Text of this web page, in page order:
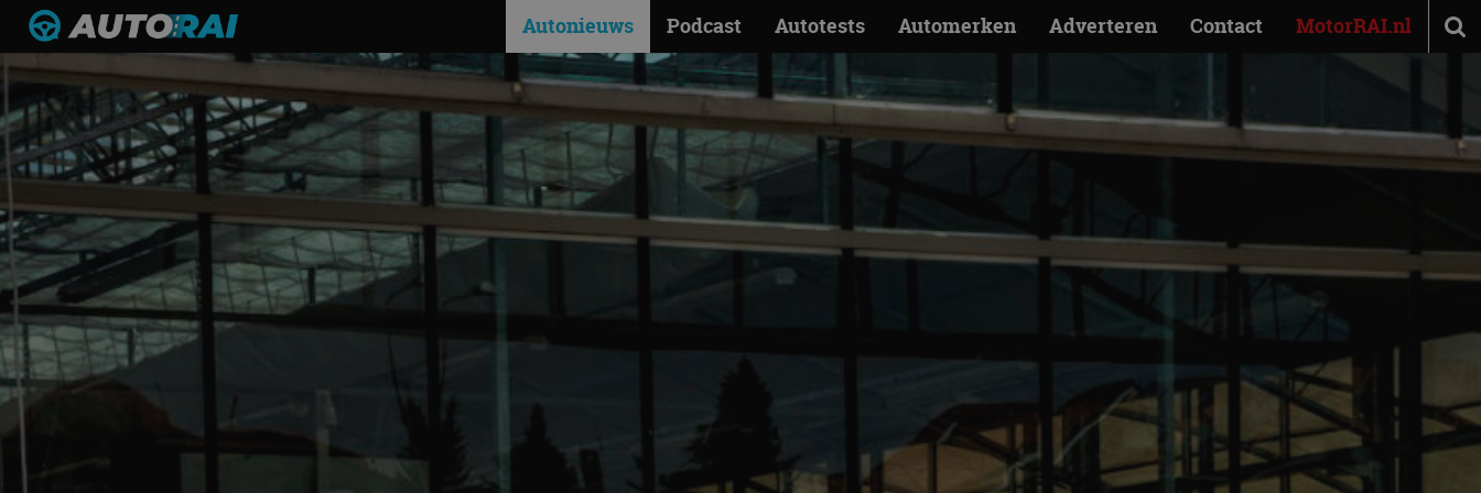
Autonieuws Podcast Autotests Automerken Adverteren Contact MotorRAI.nl